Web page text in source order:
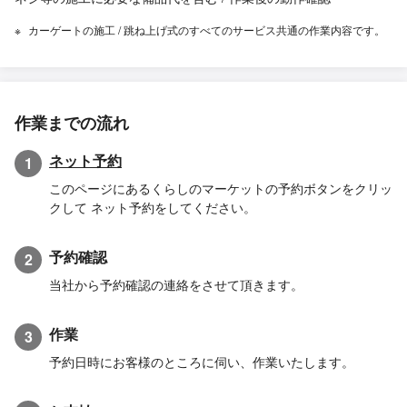
カーゲートの施工 / 跳ね上げ式のすべてのサービス共通の作業内容です。
作業までの流れ
1 ネット予約
このページにあるくらしのマーケットの予約ボタンをクリッ
クして ネット予約をしてください。
2 予約確認
当社から予約確認の連絡をさせて頂きます。
3 作業
予約日時にお客様のところに伺い、作業いたします。